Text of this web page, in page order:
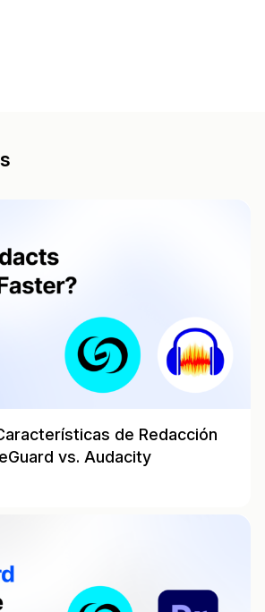
de Redacción
vs. Audacity